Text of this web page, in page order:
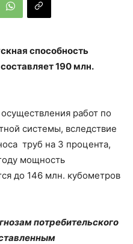
способность
190 млн.
работ по
системы, вследствие
труб на 3 процента,
мощность
до 146 млн. кубометров
потребительского